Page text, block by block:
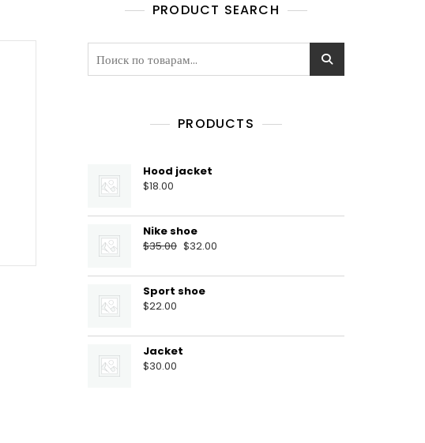
PRODUCT SEARCH
PRODUCTS
Hood jacket
$18.00
Nike shoe
$35.00 Первоначальная
составляла
$35.00.
$32.00
$32.00.
Sport shoe
$22.00
Jacket
$30.00